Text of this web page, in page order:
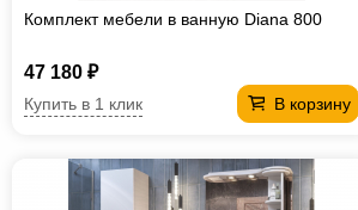
Комплект мебели в ванную Diana 800
47 180 ₽
В корзину
Купить в 1 клик